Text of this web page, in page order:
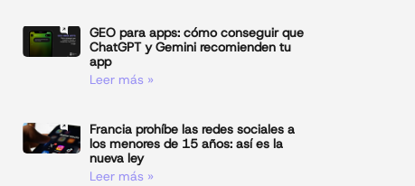
GEO para apps: cómo conseguir que
ChatGPT y Gemini recomienden tu
app
Leer más »
Francia prohíbe las redes sociales a
los menores de 15 años: así es la
nueva ley
Leer más »